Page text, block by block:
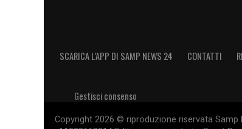
SCARICA L’APP DI SAMP NEWS 24 CONTATTI
Gestisci consenso
Copyright 2026 © riproduzione riservata Samp